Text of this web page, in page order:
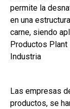
permite la
en una
carne, siendo
Productos Plant
Industria
Las empresas
productos, se